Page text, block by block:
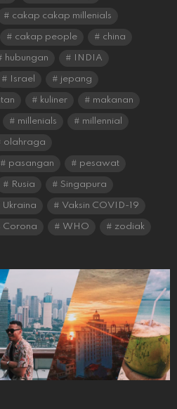
cakap cakap millenials
cakap people china
hubungan INDIA
Israel jepang
kuliner makanan
millenials millennial
olahraga
pasangan pesawat
Rusia Singapura
Ukraina Vaksin COVID-19
Corona WHO zodiak